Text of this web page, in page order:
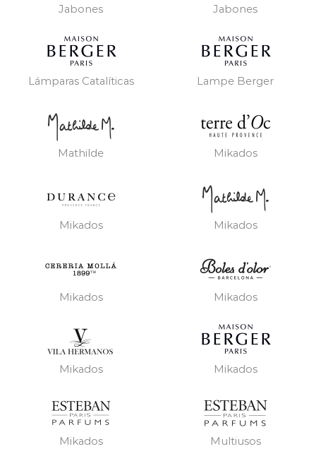
Jabones Jabones
Lámparas Catalíticas Lampe Berger
Mathilde Mikados
Mikados Mikados
Mikados Mikados
Mikados Mikados
Mikados Multiusos